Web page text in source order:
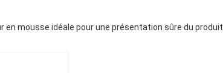
mousse idéale pour une présentation sûre du produit